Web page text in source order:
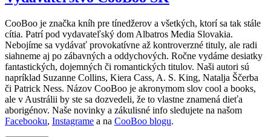
CooBoo je značka kníh pre tínedžerov a všetkých, ktorí sa tak stále
cítia. Patrí pod vydavateľský dom Albatros Media Slovakia.
Nebojíme sa vydávať provokatívne až kontroverzné tituly, ale radi
siahneme aj po zábavných a oddychových. Ročne vydáme desiatky
fantastických, dojemných či romantických titulov. Naši autori sú
napríklad Suzanne Collins, Kiera Cass, A. S. King, Natalja Ščerba
či Patrick Ness. Názov CooBoo je akronymom slov cool a books,
ale v Austrálii by ste sa dozvedeli, že to vlastne znamená dieťa
aborigénov. Naše novinky a zákulisné info sledujete na našom
Facebooku, Instagrame a na CooBoo blogu.